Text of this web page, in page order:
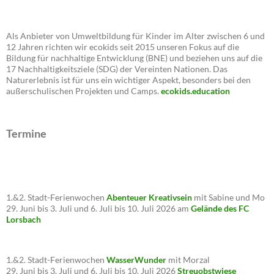
Als Anbieter von Umweltbildung für Kinder im Alter zwischen 6 und
12 Jahren richten wir ecokids seit 2015 unseren Fokus auf die
Bildung für nachhaltige Entwicklung (BNE) und beziehen uns auf die
17 Nachhaltigkeitsziele (SDG) der Vereinten Nationen. Das
Naturerlebnis ist für uns ein wichtiger Aspekt, besonders bei den
außerschulischen Projekten und Camps. ecokids.education
Termine
1.&2. Stadt-Ferienwochen Abenteuer Kreativsein mit Sabine und Mo
29. Juni bis 3. Juli und 6. Juli bis 10. Juli 2026 am Gelände des FC
Lorsbach
1.&2. Stadt-Ferienwochen WasserWunder mit Morzal
29. Juni bis 3. Juli und 6. Juli bis 10. Juli 2026Streuobstwiese